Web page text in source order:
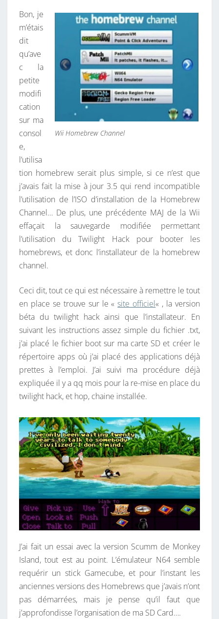
L
A
H
O
M
E
B
R
W
A
N
N
E
Wii Homebrew Channel
Bon, je
m’étais
dit
qu’ave
c la
petite
modifi
cation
sur ma
consol
e,
l’utilisa
tion homebrew serait plus simple, si ce n’est que
j’avais fait la mise à jour 3.5 qui rend incompatible
l’utilisation de l’ISO d’installation de la Homebrew
Channel… De plus, une précédente MAJ de la Wii
effaçait la sauvegarde modifiée permettant
l’utilisation du Twilight Hack pour booter les
homebrews, et donc l’installateur de la homebrew
channel.
Ceci dit, tout ce qui est nécessaire à remettre le tout
en place se trouve sur le «site officiel« , la version
béta du twilight hack ainsi que l’installateur. En
suivant les instructions assez simple du fichier .txt,
j’ai placé le fichier boot sur ma carte SD et créer le
répertoire apps où j’ai placé des applications déjà
prettes à l’emploi. J’ai suivi ma procédure déjà
expliquée il y a qq mois pour la re-mise en place du
twilight hack, et hop, chaine installée.
J’ai fait un essai avec la version Scumm de Monkey
Island, tout est au point. L’émulateur N64 semble
requérir un stick Gamecube, et pour l’instant les
anciennes versions des Homebrews que j’avais n’ont
pas démarrées, mais je pense qu’il faut que
j’approfondisse l’organisation de ma SD Card….